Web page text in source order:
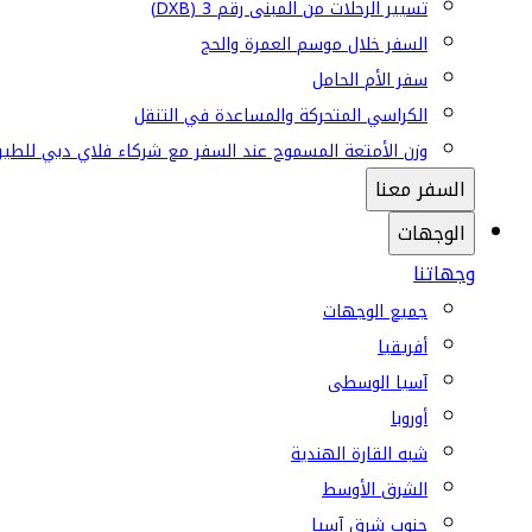
تسيير الرحلات من المبنى رقم 3 (DXB)
السفر خلال موسم العمرة والحج
سفر الأم الحامل
الكراسي المتحركة والمساعدة في التنقل
وزن الأمتعة المسموح عند السفر مع شركاء فلاي دبي
السفر معنا
الوجهات
وجهاتنا
جميع الوجهات
أفريقيا
آسيا الوسطى
أوروبا
شبه القارة الهندية
الشرق الأوسط
جنوب شرق آسيا